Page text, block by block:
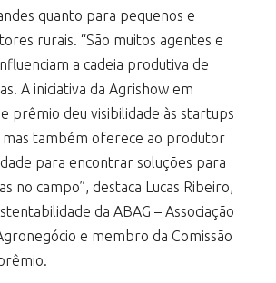
quanto para pequenos e
rurais. “São muitos agentes e
a cadeia produtiva de
A iniciativa da Agrishow em
prêmio deu visibilidade às startups
também oferece ao produtor
para encontrar soluções para
no campo”, destaca Lucas Ribeiro,
da ABAG – Associação
e membro da Comissão